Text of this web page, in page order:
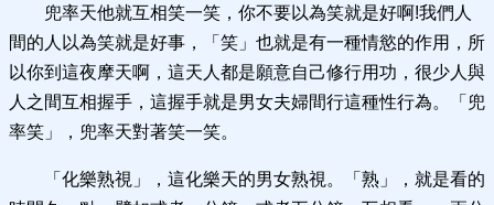
兜率天他就互相笑一笑，你不要以為笑就是好啊!我們人
間的人以為笑就是好事，「笑」也就是有一種情慾的作用，所
以你到這夜摩天啊，這天人都是願意自己修行用功，很少人與
人之間互相握手，這握手就是男女夫婦間行這種性行為。「兜
率笑」，兜率天對著笑一笑。
「化樂熟視」，這化樂天的男女熟視。「熟」，就是看的